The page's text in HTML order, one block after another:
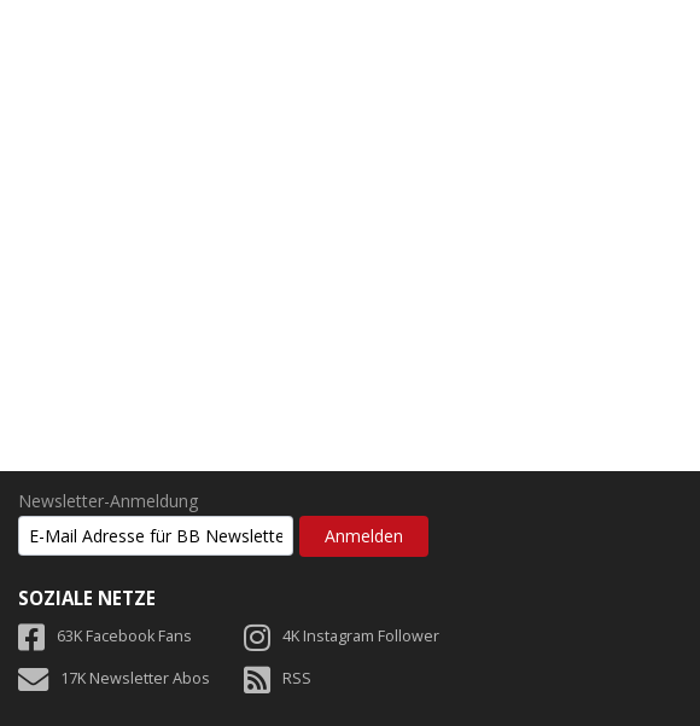
Newsletter-Anmeldung
SOZIALE NETZE
63K Facebook Fans 4K Instagram Follower
17K Newsletter Abos RSS